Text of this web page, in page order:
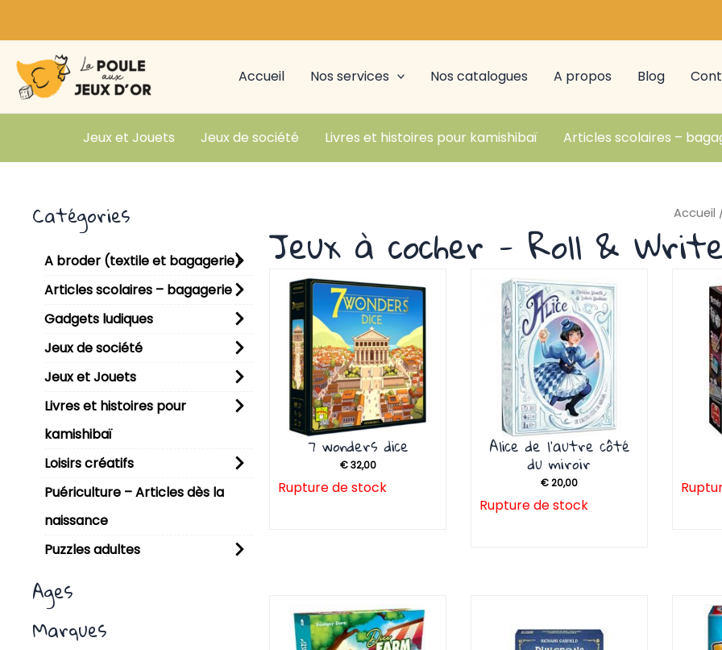
Accueil Nos services Nos catalogues A propos Blog
Jeux et Jouets Jeux de société Livres et histoires pour kamishibaï Articles scolaires –
Catégories
A broder (textile et bagagerie)
Articles scolaires – bagagerie
Gadgets ludiques
Jeux de société
Jeux et Jouets
Livres et histoires pour
kamishibaï
Loisirs créatifs
Puériculture – Articles dès la
naissance
Puzzles adultes
Ages
Marques
Accueil
Jeux à cocher - Roll &
7 wonders dice
€32,00
Rupture de stock
Alice de l’autre côté
du miroir
€20,00
Rupture de stock